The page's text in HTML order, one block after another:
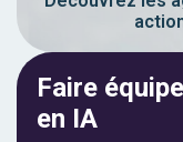
Faire
en IA